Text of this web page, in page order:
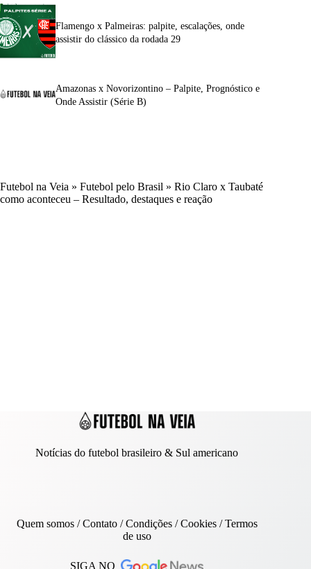
Flamengo x Palmeiras: palpite, escalações, onde
assistir do clássico da rodada 29
Amazonas x Novorizontino – Palpite, Prognóstico e
Onde Assistir (Série B)
Futebol na Veia » Futebol pelo Brasil » Rio Claro x Taubaté
como aconteceu – Resultado, destaques e reação
Notícias do futebol brasileiro & Sul americano
Quem somos/Contato/ Condições /Cookies/Termos
de uso
SIGA NO